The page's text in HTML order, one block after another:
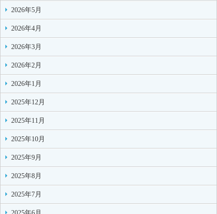
2026年5月
2026年4月
2026年3月
2026年2月
2026年1月
2025年12月
2025年11月
2025年10月
2025年9月
2025年8月
2025年7月